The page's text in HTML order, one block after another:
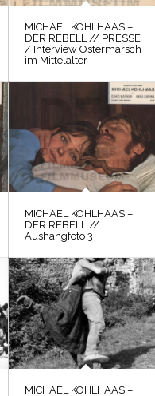
MICHAEL KOHLHAAS –
DER REBELL // PRESSE
/ Interview Ostermarsch
im Mittelalter
MICHAEL KOHLHAAS –
DER REBELL //
Aushangfoto 3
MICHAEL KOHLHAAS –